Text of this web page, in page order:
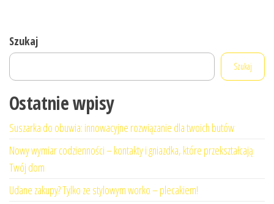
Szukaj
Szukaj
Ostatnie wpisy
Suszarka do obuwia: innowacyjne rozwiązanie dla twoich butów
Nowy wymiar codzienności – kontakty i gniazdka, które przekształcają
Twój dom
Udane zakupy? Tylko ze stylowym worko – plecakiem!